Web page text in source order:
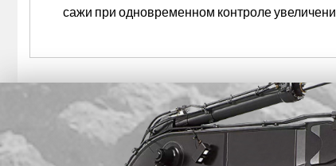
сажи при одновременном контроле